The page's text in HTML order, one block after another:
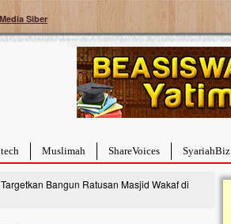
Siber
Muslimah ShareVoices SyariahBiz
Bangun Ratusan Masjid Wakaf di